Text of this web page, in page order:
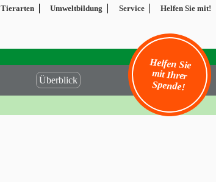
Tierarten Umweltbildung Service Helfen Sie mit!
Helfen Sie
mit Ihrer
Spende!
Überblick